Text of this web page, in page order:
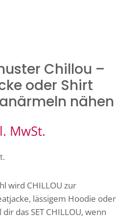
Chillou –
oder Shirt
nähen
MwSt.
wird CHILLOU zur
lässigem Hoodie oder
das SET CHILLOU, wenn